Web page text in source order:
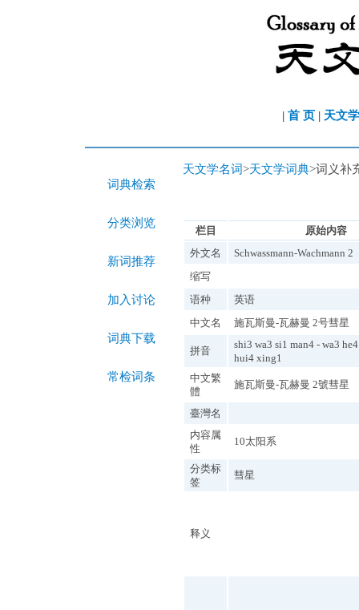
| 首 页 | 天文
词典检索
分类浏览
新词推荐
加入讨论
词典下载
常检词条
天文学名词>天文学词典>词义补
栏目
原始内容
外文名
Schwassmann-Wachmann 2
缩写
语种
英语
中文名
施瓦斯曼-瓦赫曼 2号彗星
拼音
shi3 wa3 si1 man4 - wa3
hui4 xing1
中文繁
體
施瓦斯曼-瓦赫曼 2號彗星
臺灣名
内容属
性
10太阳系
分类标
签
彗星
释义